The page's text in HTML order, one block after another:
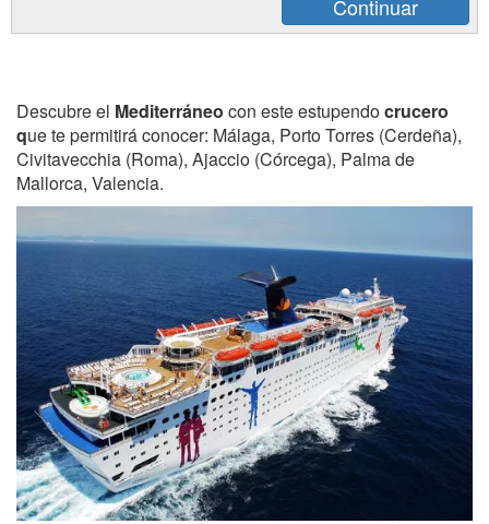
Descubre el Mediterráneo con este estupendocrucero
que te permitirá conocer: Málaga, Porto Torres (Cerdeña),
Civitavecchia (Roma), Ajaccio (Córcega), Palma de
Mallorca, Valencia.